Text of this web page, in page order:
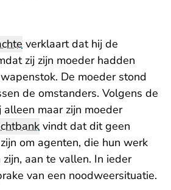
verklaart dat hij de
zij zijn moeder hadden
De moeder stond
de omstanders. Volgens de
maar zijn moeder
vindt dat dit geen
om agenten, die hun werk
aan te vallen. In ieder
van een noodweersituatie.